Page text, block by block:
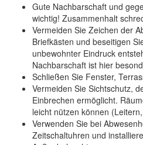
Gute Nachbarschaft und
wichtig! Zusammenhalt
Vermeiden Sie Zeichen der
Briefkästen und beseitigen
unbewohnter Eindruck
Nachbarschaft ist hier
Schließen Sie Fenster,
Vermeiden Sie Sichtschutz,
Einbrechen ermöglicht.
leicht nützen können
Verwenden Sie bei
Zeitschaltuhren und